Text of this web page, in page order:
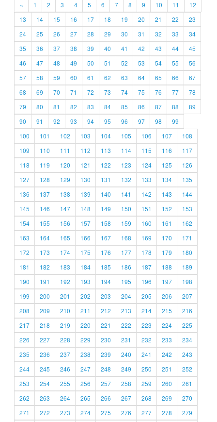
« 1 2 3 4 5 6 7 8 9 10 11
12
13
14 15 16 17 18 19 20 21 22
23
24
25 26 27 28 29 30 31 32 33
34
35
36 37 38 39 40 41 42 43 44
45
46
47 48 49 50 51 52 53 54 55
56
57
58 59 60 61 62 63 64 65 66
67
68
69 70 71 72 73 74 75 76 77
78
79
80 81 82 83 84 85 86 87 88
89
90
91 92 93 94 95 96 97 98
99
100
101 102 103 104 105 106 107
108
109
110 111 112 113 114 115 116
117
118
119 120 121 122 123 124 125
126
127
128 129 130 131 132 133 134
135
136
137 138 139 140 141 142 143
144
145
146 147 148 149 150 151 152
153
154
155 156 157 158 159 160 161
162
163
164 165 166 167 168 169 170
171
172
173 174 175 176 177 178 179
180
181
182 183 184 185 186 187 188
189
190
191 192 193 194 195 196 197
198
199
200 201 202 203 204 205 206
207
208
209 210 211 212 213 214 215
216
217
218 219 220 221 222 223 224
225
226
227 228 229 230 231 232 233
234
235
236 237 238 239 240 241 242
243
244
245 246 247 248 249 250 251
252
253
254 255 256 257 258 259 260
261
262
263 264 265 266 267 268 269
270
271
272 273 274 275 276 277 278 279